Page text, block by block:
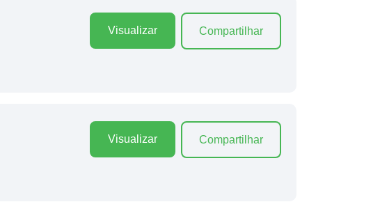
Visualizar Compartilhar
Visualizar Compartilhar